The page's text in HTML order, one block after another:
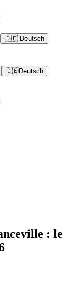
🇩🇪 Deutsch
🇩🇪Deutsch
: le